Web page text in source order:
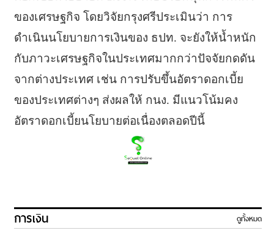
ของเศรษฐกิจ โดยวิจัยกรุงศรีประเมินว่า การ
ดำเนินนโยบายการเงินของ ธปท. จะยังให้น้ำหนัก
กับภาวะเศรษฐกิจในประเทศมากกว่าปัจจัยกดดัน
จากต่างประเทศ เช่น การปรับขึ้นอัตราดอกเบี้ย
ของประเทศต่างๆ ส่งผลให้ กนง. มีแนวโน้มคง
อัตราดอกเบี้ยนโยบายต่อเนื่องตลอดปีนี้
การเงิน ดูทั้งหมด